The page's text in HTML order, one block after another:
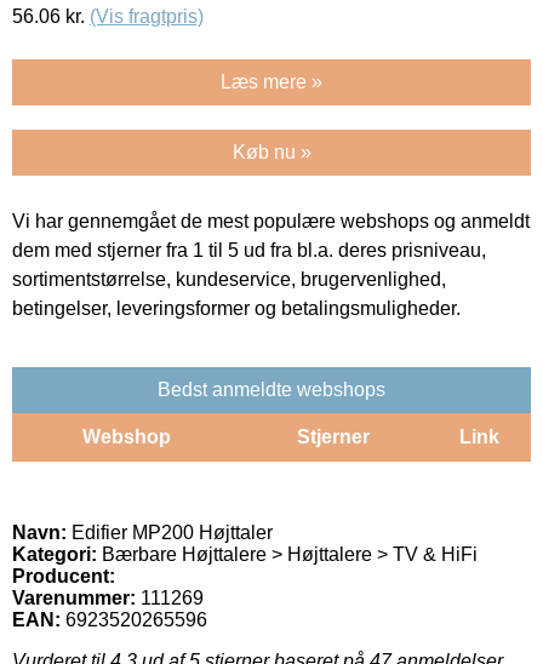
56.06 kr. (Vis fragtpris)
Læs mere »
Køb nu »
Vi har gennemgået de mest populære webshops og anmeldt
dem med stjerner fra 1 til 5 ud fra bl.a. deres prisniveau,
sortimentstørrelse, kundeservice, brugervenlighed,
betingelser, leveringsformer og betalingsmuligheder.
Bedst anmeldte webshops
Webshop Stjerner Link
Navn: Edifier MP200 Højttaler
Kategori: Bærbare Højttalere > Højttalere > TV & HiFi
Producent:
Varenummer: 111269
EAN: 6923520265596